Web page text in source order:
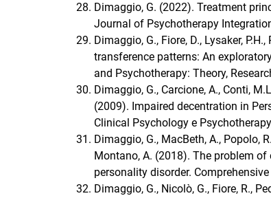
Dimaggio, G. (2022). Treatment
Journal of Psychotherapy
Dimaggio, G., Fiore, D., Lysaker,
transference patterns: An
and Psychotherapy: Theory,
Dimaggio, G., Carcione, A., Conti,
(2009). Impaired decentration in
Clinical Psychology e
Dimaggio, G., MacBeth, A., Popolo,
Montano, A. (2018). The problem
personality disorder.
Dimaggio, G., Nicolò, G., Fiore, R.,